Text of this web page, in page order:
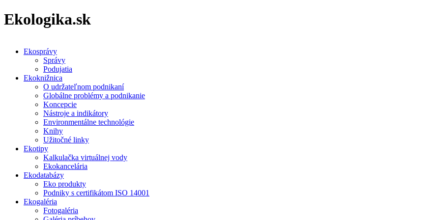
Ekologika.sk
Ekosprávy
Správy
Podujatia
Ekoknižnica
O udržateľnom podnikaní
Globálne problémy a podnikanie
Koncepcie
Nástroje a indikátory
Environmentálne technológie
Knihy
Užitočné linky
Ekotipy
Kalkulačka virtuálnej vody
Ekokancelária
Ekodatabázy
Eko produkty
Podniky s certifikátom ISO 14001
Ekogaléria
Fotogaléria